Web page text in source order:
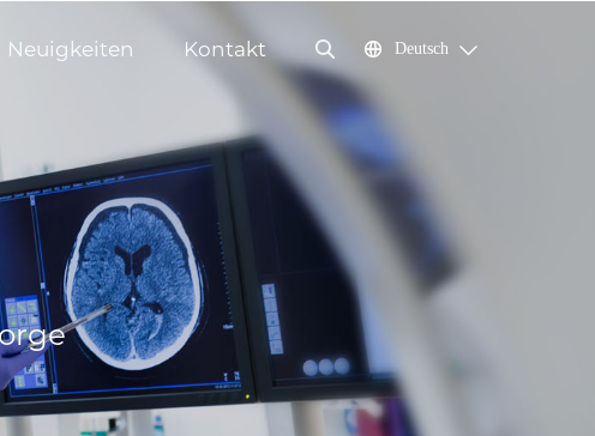
Neuigkeiten Kontakt Deutsch